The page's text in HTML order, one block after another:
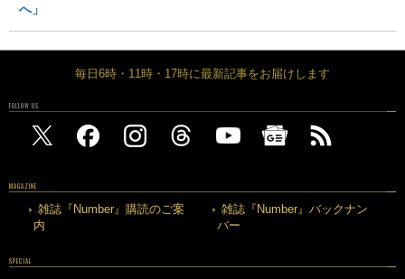
へ」
毎日6時・11時・17時に最新記事をお届けします
FOLLOW US
MAGAZINE
雑誌『Number』購読のご案
内
雑誌『Number』バックナン
バー
SPECIAL